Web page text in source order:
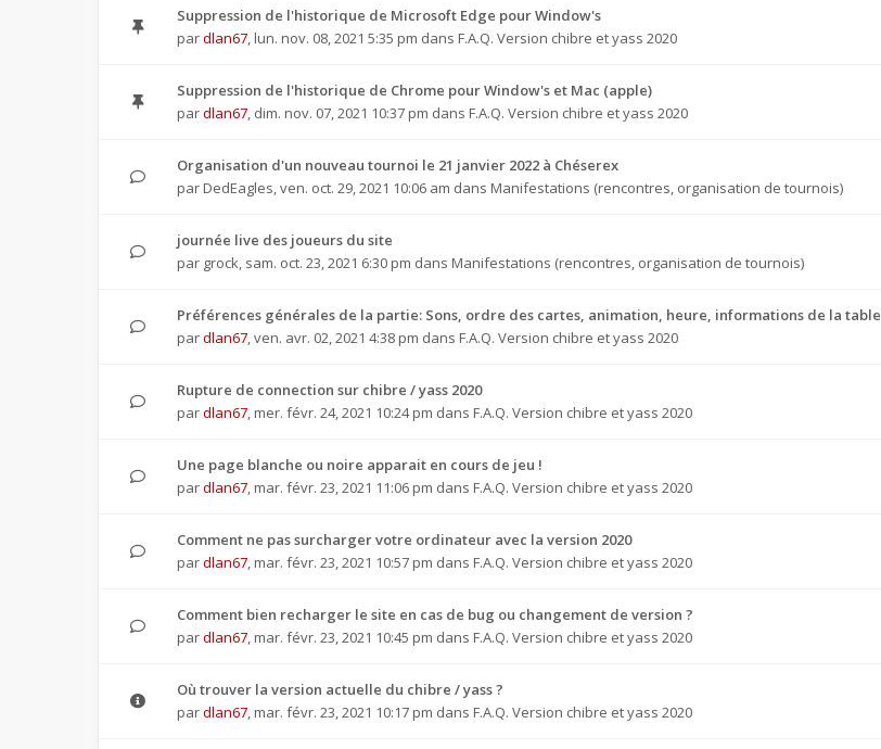
Suppression de l'historique de Microsoft Edge pour Window's
pardlan67, lun. nov. 08, 2021 5:35 pm dans F.A.Q. Version chibre et yass 2020
Suppression de l'historique de Chrome pour Window's et Mac (apple)
pardlan67, dim. nov. 07, 2021 10:37 pm dans F.A.Q. Version chibre et yass 2020
Organisation d'un nouveau tournoi le 21 janvier 2022 à Chéserex
par DedEagles,ven. oct. 29, 2021 10:06 am dans Manifestations (rencontres, organisation de tournois)
journée live des joueurs du site
par grock, sam. oct. 23, 2021 6:30 pm dans Manifestations (rencontres, organisation de tournois)
Préférences générales de la partie: Sons, ordre des cartes, animation, heure, informations de la table
pardlan67,ven. avr. 02, 2021 4:38 pm dans F.A.Q. Version chibre et yass 2020
Rupture de connection sur chibre / yass 2020
pardlan67, mer. févr. 24, 2021 10:24 pm dans F.A.Q. Version chibre et yass 2020
Une page blanche ou noire apparait en cours de jeu !
pardlan67, mar. févr. 23, 2021 11:06 pm dans F.A.Q. Version chibre et yass 2020
Comment ne pas surcharger votre ordinateur avec la version 2020
pardlan67, mar. févr. 23, 2021 10:57 pm dans F.A.Q. Version chibre et yass 2020
Comment bien recharger le site en cas de bug ou changement de version ?
pardlan67, mar. févr. 23, 2021 10:45 pm dans F.A.Q. Version chibre et yass 2020
Où trouver la version actuelle du chibre / yass ?
pardlan67, mar. févr. 23, 2021 10:17 pm dans F.A.Q. Version chibre et yass 2020